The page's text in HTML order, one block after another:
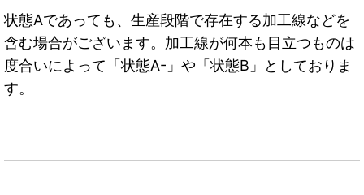
状態Aであっても、生産段階で存在する加工線などを
含む場合がございます。加工線が何本も目立つものは
度合いによって「状態A-」や「状態B」としておりま
す。